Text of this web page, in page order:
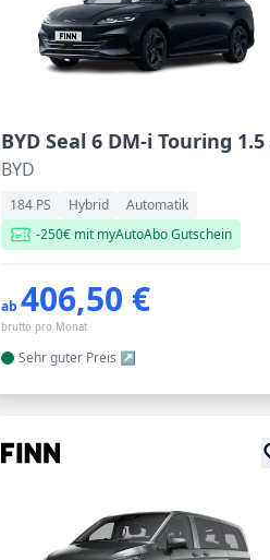
BYD
184 PS Hybrid
Automatik
-250€ mit myAutoAbo Gutschein
ab 406,50 €
brutto pro Monat
Sehr guter Preis